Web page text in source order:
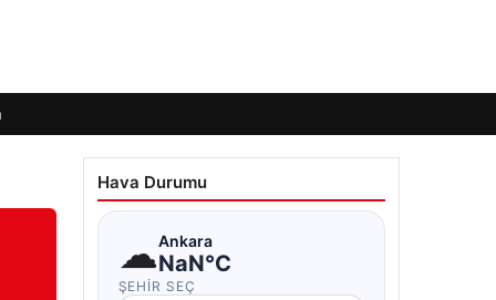
Hava Durumu
☁Ankara
NaN°C
ŞEHIR SEÇ